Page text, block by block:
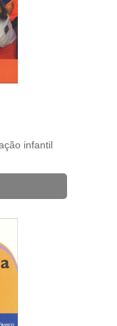
infantil